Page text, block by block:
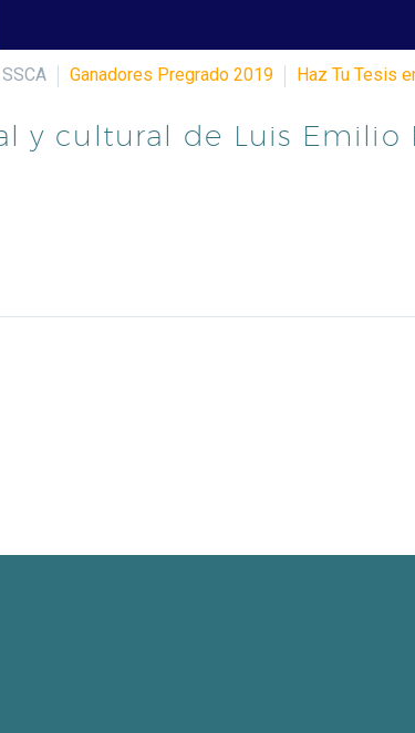
Ganadores Pregrado 2019 Haz Tu Tesis
y cultural de Luis Emilio